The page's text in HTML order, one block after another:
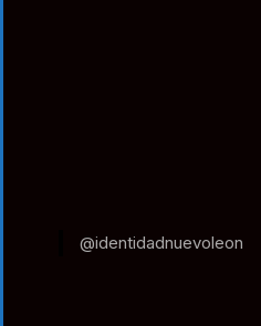
@identidadnuevoleon